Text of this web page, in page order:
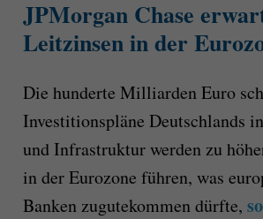
JPMorgan Chase
Leitzinsen in der
Die hunderte Milliarden Euro
Investitionspläne Deutschlands
und Infrastruktur werden zu
in der Eurozone führen, was
Banken zugutekommen dürfte,